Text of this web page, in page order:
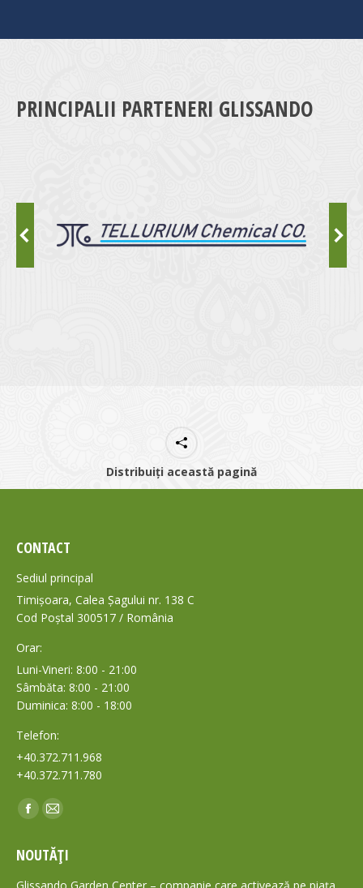
PRINCIPALII PARTENERI GLISSANDO
Distribuiți această pagină
CONTACT
Sediul principal
Timișoara, Calea Șagului nr. 138 C
Cod Poștal 300517 / România
Orar:
Luni-Vineri: 8:00 - 21:00
Sâmbăta: 8:00 - 21:00
Duminica: 8:00 - 18:00
Telefon:
+40.372.711.968
+40.372.711.780
Find us on:
Facebook
opens
in
Mail
opens
in
NOUTĂȚI
Glissando Garden Center – companie care activează pe piața